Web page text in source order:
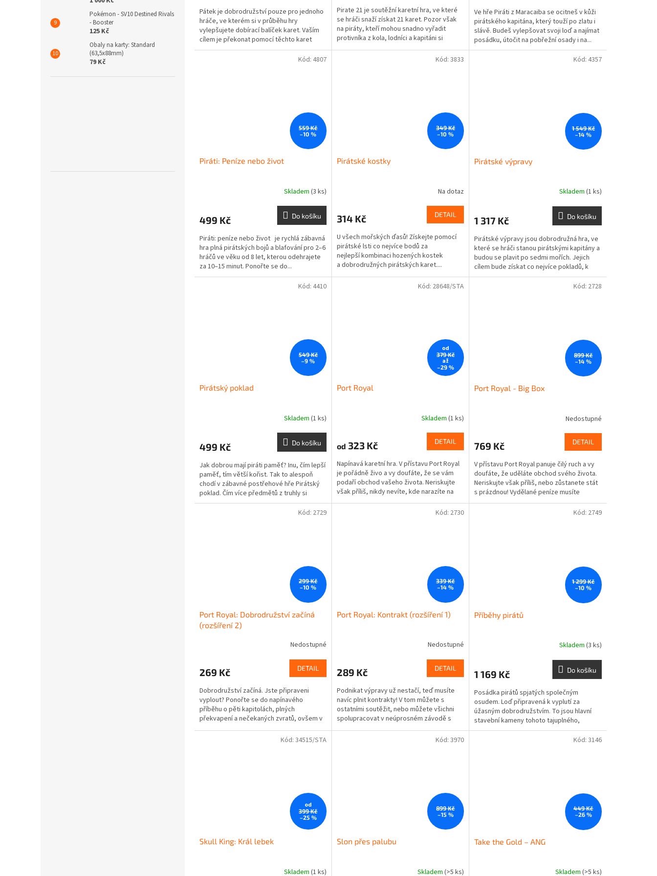
Pokémon - SV10 Destined Rivals
- Booster
125 Kč
Obaly na karty: Standard
(63,5x88mm)
79 Kč
Pátek je dobrodružství pouze pro jednoho
hráče, ve kterém si v průběhu hry
vylepšujete dobírací balíček karet. Vaším
cílem je překonat pomocí těchto karet
hrozby ostrova, získat...
Pirate 21 je soutěžní karetní hra, ve které
se hráči snaží získat 21 karet. Pozor však
na piráty, kteří mohou snadno vyřadit
protivníka z kola, lodníci a kapitáni si
mohou...
Ve hře Piráti z Maracaiba se ocitneš v kůži
pirátského kapitána, který touží po zlatu i
slávě. Budeš vylepšovat svoji loď a najímat
posádku, útočit na pobřežní osady i na...
559 Kč
–10 %
Piráti: Peníze nebo život
Skladem (3 ks)
499 Kč Do košíku
Piráti: peníze nebo život je rychlá zábavná
hra plná pirátských bojů a blafování pro 2–6
hráčů ve věku od 8 let, kterou odehrajete
za 10–15 minut. Ponořte se do...
Kód: 4807
349 Kč
–10 %
Pirátské kostky
Na dotaz
314 Kč DETAIL
U všech mořských ďasů! Získejte pomocí
pirátské lsti co nejvíce bodů za
nejlepší kombinaci hozených kostek
a dobrodružných pirátských karet....
Kód: 3833
1 549 Kč
–14 %
Pirátské výpravy
Skladem (1 ks)
1 317 Kč Do košíku
Pirátské výpravy jsou dobrodružná hra, ve
které se hráči stanou pirátskými kapitány a
budou se plavit po sedmi mořích. Jejich
cílem bude získat co nejvíce pokladů, k
čemuž...
Kód: 4357
549 Kč
–9 %
Pirátský poklad
Skladem (1 ks)
499 Kč Do košíku
Jak dobrou mají piráti paměť? Inu, čím lepší
paměť, tím větší kořist. Tak to alespoň
chodí v zábavné postřehové hře Pirátský
poklad. Čím více předmětů z truhly si
zapamatujete,...
Kód: 4410
od
379 Kč
až
–29 %
Port Royal
Skladem (1 ks)
od 323 Kč DETAIL
Napínavá karetní hra. V přístavu Port Royal
je pořádně živo a vy doufáte, že se vám
podaří obchod vašeho života. Neriskujte
však příliš, nikdy nevíte, kde narazíte na
piráty!...
Kód: 28648/STA
899 Kč
–14 %
Port Royal - Big Box
je
z
5
hvězdiček.
Nedostupné
769 Kč DETAIL
V přístavu Port Royal panuje čilý ruch a vy
doufáte, že uděláte obchod svého života.
Neriskujte však příliš, nebo zůstanete stát
s prázdnou! Vydělané peníze musíte
chytře...
Kód: 2728
299 Kč
–10 %
Port Royal: Dobrodružství začíná
(rozšíření 2)
Nedostupné
269 Kč DETAIL
Dobrodružství začíná. Jste připraveni
vyplout? Ponořte se do napínavého
příběhu o pěti kapitolách, plných
překvapení a nečekaných zvratů, ovšem v
Kód: 2729
339 Kč
–14 %
Port Royal: Kontrakt (rozšíření 1)
Nedostupné
289 Kč DETAIL
Podnikat výpravy už nestačí, teď musíte
navíc plnit kontrakty! V tom můžete s
ostatními soutěžit, nebo můžete všichni
spolupracovat v neúprosném závodě s
Kód: 2730
1 299 Kč
–10 %
Příběhy pirátů
Skladem (3 ks)
1 169 Kč Do košíku
Posádka pirátů spjatých společným
osudem. Loď připravená k vyplutí za
úžasným dobrodružstvím. To jsou hlavní
stavební kameny tohoto tajuplného,
vzrušujícího a zároveň...
Kód: 2749
od
399 Kč
–25 %
Skull King: Král lebek
Skladem (1 ks)
Kód: 34515/STA
899 Kč
–15 %
Slon přes palubu
Skladem (>5 ks)
Kód: 3970
449 Kč
–26 %
Take the Gold – ANG
Skladem (>5 ks)
Kód: 3146